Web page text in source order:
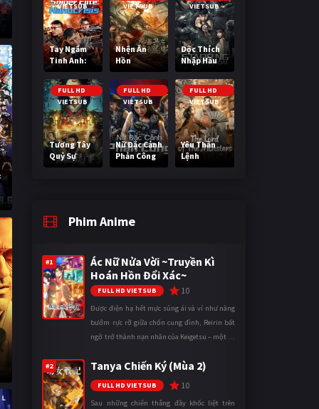
VIETSUB
Tay Ngắm
Tinh Anh:
Nguy Cơ
Nano
VIETSUB
Nhện Ăn
Hồn
VIETSUB
Độc Thích
Nhập Hầu
FULL HD
VIETSUB
Tương Tây
Quỷ Sự
FULL HD
VIETSUB
Nữ Đặc Cảnh
Phản Công
FULL HD
VIETSUB
Yêu Thần
Lệnh
Phim Anime
#1
Ác Nữ Nửa Vời ~Truyền Kì
Hoán Hồn Đổi Xác~
FULL HD VIETSUB 10
Được điện hạ hết mực sủng ái và ví như nàng
bướm rực rỡ giữa chốn cung đình, Reirin bất
ngờ trở thành nạn nhân của Keigetsu – một kẻ
thuật để hoán đổi th ...
#2 Tanya Chiến Ký (Mùa 2)
FULL HD VIETSUB 10
Sau những chiến thắng đầy khốc liệt trên